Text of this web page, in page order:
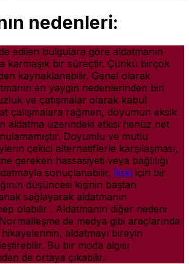
nedenleri:
edilen bulgulara göre aldatmanın
karmaşık bir süreçtir. Çünkü birçok
kaynaklanabilir. Genel olarak
en yaygın nedenlerinden biri
ve çatışmalar olarak kabul
çalışmalara rağmen, doyumun eksik
aldatma üzerindeki etkisi henüz net
Doyumlu ve mutlu
çekici alternatiflerle karşılaşması,
gereken hassasiyeti veya bağlılığı
sonuçlanabilir. İlişki için bir
düşüncesi kişinin baştan
sağlayarak aldatmanın
olabilir . Aldatmanın diğer nedeni
de medya gibi araçlarında
aldatmayı bireyin
Bu bir moda algısı
de ortaya çıkabilir.